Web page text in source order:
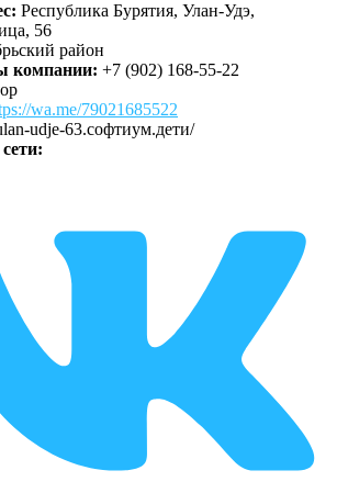
Республика Бурятия, Улан-Удэ,
56
район
компании: +7 (902) 168-55-22
wa.me/79021685522
udje-63.софтиум.дети/